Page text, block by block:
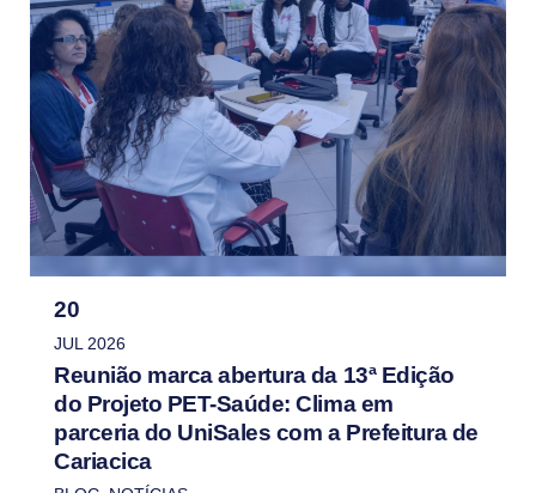
20
JUL 2026
Reunião marca abertura da 13ª Edição
do Projeto PET-Saúde: Clima em
parceria do UniSales com a Prefeitura de
Cariacica